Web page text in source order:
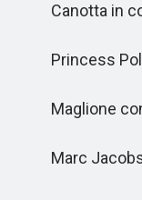
Canotta in
Princess
Maglione
Marc